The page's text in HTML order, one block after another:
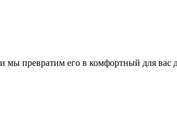
мы превратим его в комфортный для вас